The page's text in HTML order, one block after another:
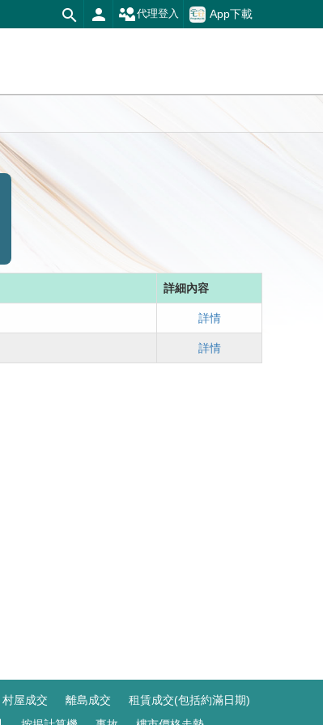
App下載
代理登入
詳細內容
詳情
詳情
村屋成交 離島成交
租賃成交(包括約滿日期)